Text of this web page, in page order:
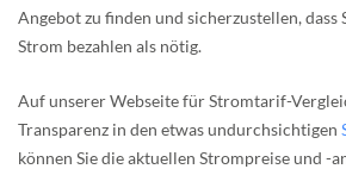
Angebot zu finden und sicherzustellen,
Strom bezahlen als nötig.
Auf unserer Webseite für Stromtarif-
Transparenz in den etwas undurchsichtigen
können Sie die aktuellen Strompreise und -